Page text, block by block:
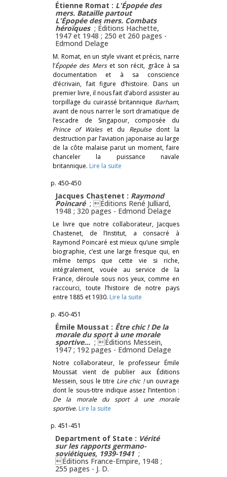
Étienne Romat : L'Épopée des
mers. Bataille partout
L'Épopée des mers. Combats
héroïques ; Éditions Hachette,
1947 et 1948 ; 250 et 260 pages -
Edmond Delage
M. Romat, en un style vivant et précis, narre
l’Épopée des Mers et son récit, grâce à sa
documentation et à sa conscience
d’écrivain, fait figure d’histoire. Dans un
premier livre, il nous fait d’abord assister au
torpillage du cuirassé britannique Barham,
avant de nous narrer le sort dramatique de
l’escadre de Singapour, composée du
Prince of Wales et du Repulse dont la
destruction par l’aviation japonaise au large
de la côte malaise parut un moment, faire
chanceler la puissance navale
britannique. Lire la suite
p. 450-450
Jacques Chastenet : Raymond
Poincaré ; Éditions René Julliard,
1948 ; 320 pages - Edmond Delage
Le livre que notre collaborateur, Jacques
Chastenet, de l’Institut, a consacré à
Raymond Poincaré est mieux qu’une simple
biographie, c’est une large fresque qui, en
même temps que cette vie si riche,
intégralement, vouée au service de la
France, déroule sous nos yeux, comme en
raccourci, toute l’histoire de notre pays
entre 1885 et 1930. Lire la suite
p. 450-451
Émile Moussat : Être chic !De la
morale du sport à une morale
sportive… ; Éditions Messein,
1947 ; 192 pages - Edmond Delage
Notre collaborateur, le professeur Émile
Moussat vient de publier aux Éditions
Messein, sous le titre Lire chic !un ouvrage
dont le sous-titre indique assez l’intention :
De la morale du sport à une morale
sportive. Lire la suite
p. 451-451
Department of State : Vérité
sur les rapports germano-
soviétiques, 1939-1941 ;
Éditions France-Empire, 1948 ;
255 pages - J. D.